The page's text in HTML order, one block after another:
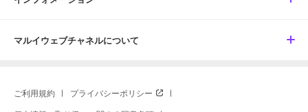
マルイウェブチャネルについて
ご利用規約 プライバシーポリシー